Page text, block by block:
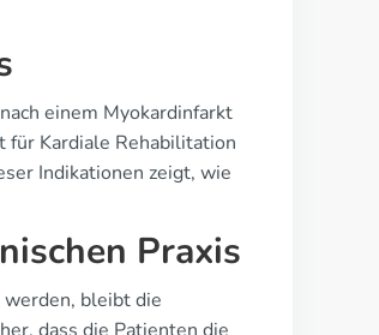
einem Myokardinfarkt
für Kardiale Rehabilitation
Indikationen zeigt, wie
Praxis
bleibt die